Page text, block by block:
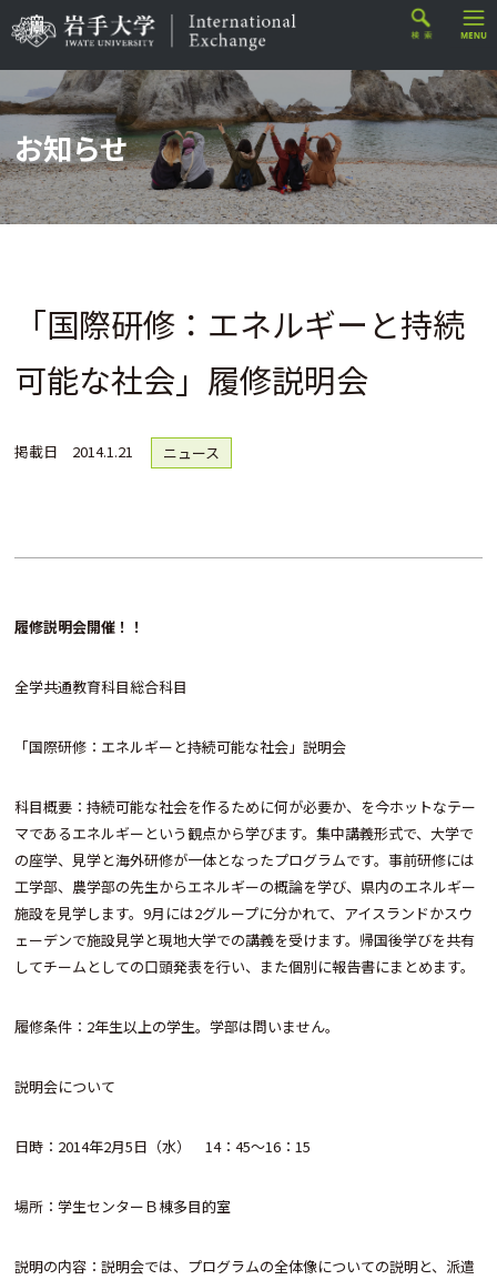
お知らせ
「国際研修：エネルギーと持続
可能な社会」履修説明会
掲載日 2014.1.21 ニュース
履修説明会開催！！
全学共通教育科目総合科目
「国際研修：エネルギーと持続可能な社会」説明会
科目概要：持続可能な社会を作るために何が必要か、を今ホットなテー
マであるエネルギーという観点から学びます。集中講義形式で、大学で
の座学、見学と海外研修が一体となったプログラムです。事前研修には
工学部、農学部の先生からエネルギーの概論を学び、県内のエネルギー
施設を見学します。9月には2グループに分かれて、アイスランドかスウ
ェーデンで施設見学と現地大学での講義を受けます。帰国後学びを共有
してチームとしての口頭発表を行い、また個別に報告書にまとめます。
履修条件：2年生以上の学生。学部は問いません。
説明会について
日時：2014年2月5日（水） 14：45～16：15
場所：学生センターＢ棟多目的室
説明の内容：説明会では、プログラムの全体像についての説明と、派遣